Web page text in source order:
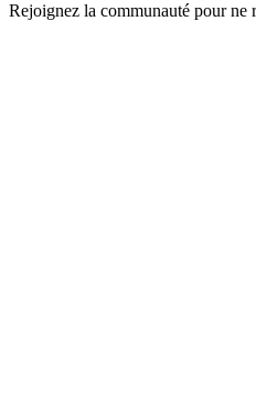
Rejoignez la communauté pour ne